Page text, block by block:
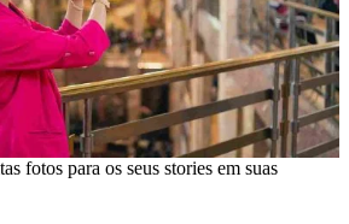
fotos para os seus stories em suas